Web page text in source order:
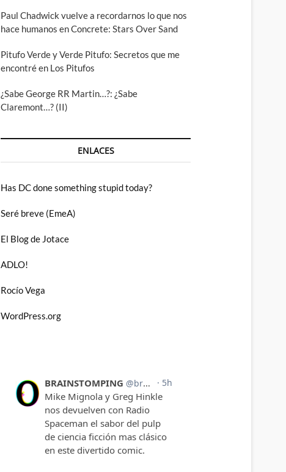
Paul Chadwick vuelve a recordarnos lo que nos
hace humanos en Concrete: Stars Over Sand
Pitufo Verde y Verde Pitufo: Secretos que me
encontré en Los Pitufos
¿Sabe George RR Martin…?: ¿Sabe
Claremont…? (II)
ENLACES
Has DC done something stupid today?
Seré breve (EmeA)
El Blog de Jotace
ADLO!
Rocío Vega
WordPress.org